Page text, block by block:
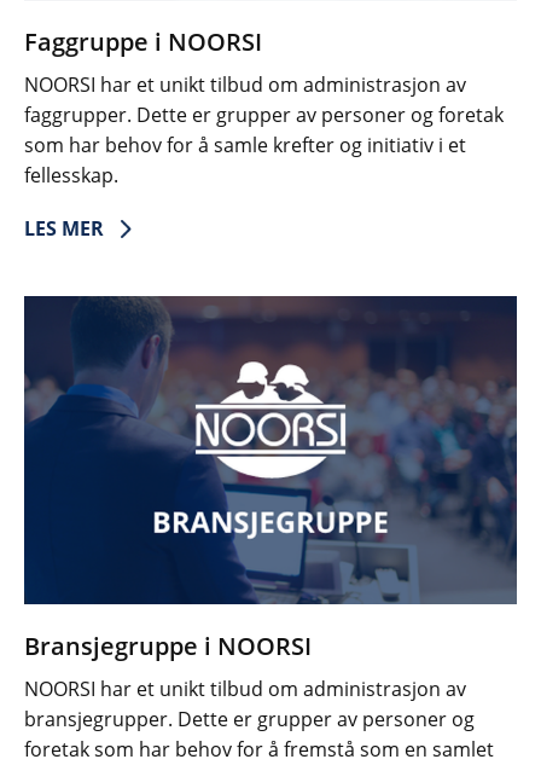
Faggruppe i NOORSI
NOORSI har et unikt tilbud om administrasjon av
faggrupper. Dette er grupper av personer og foretak
som har behov for å samle krefter og initiativ i et
fellesskap.
LES MER
Bransjegruppe i NOORSI
NOORSI har et unikt tilbud om administrasjon av
bransjegrupper. Dette er grupper av personer og
foretak som har behov for å fremstå som en samlet